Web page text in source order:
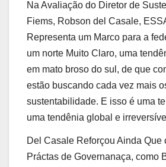
Na Avaliação do Diretor de
Fiems, Robson del Casale,
Representa um Marco para a
um norte Muito Claro, uma
em mato broso do sul, de que
estão buscando cada vez mais
sustentabilidade. E isso é uma
uma tendênia global e
Del Casale Reforçou Ainda Que
Práctas de Governanaça, como